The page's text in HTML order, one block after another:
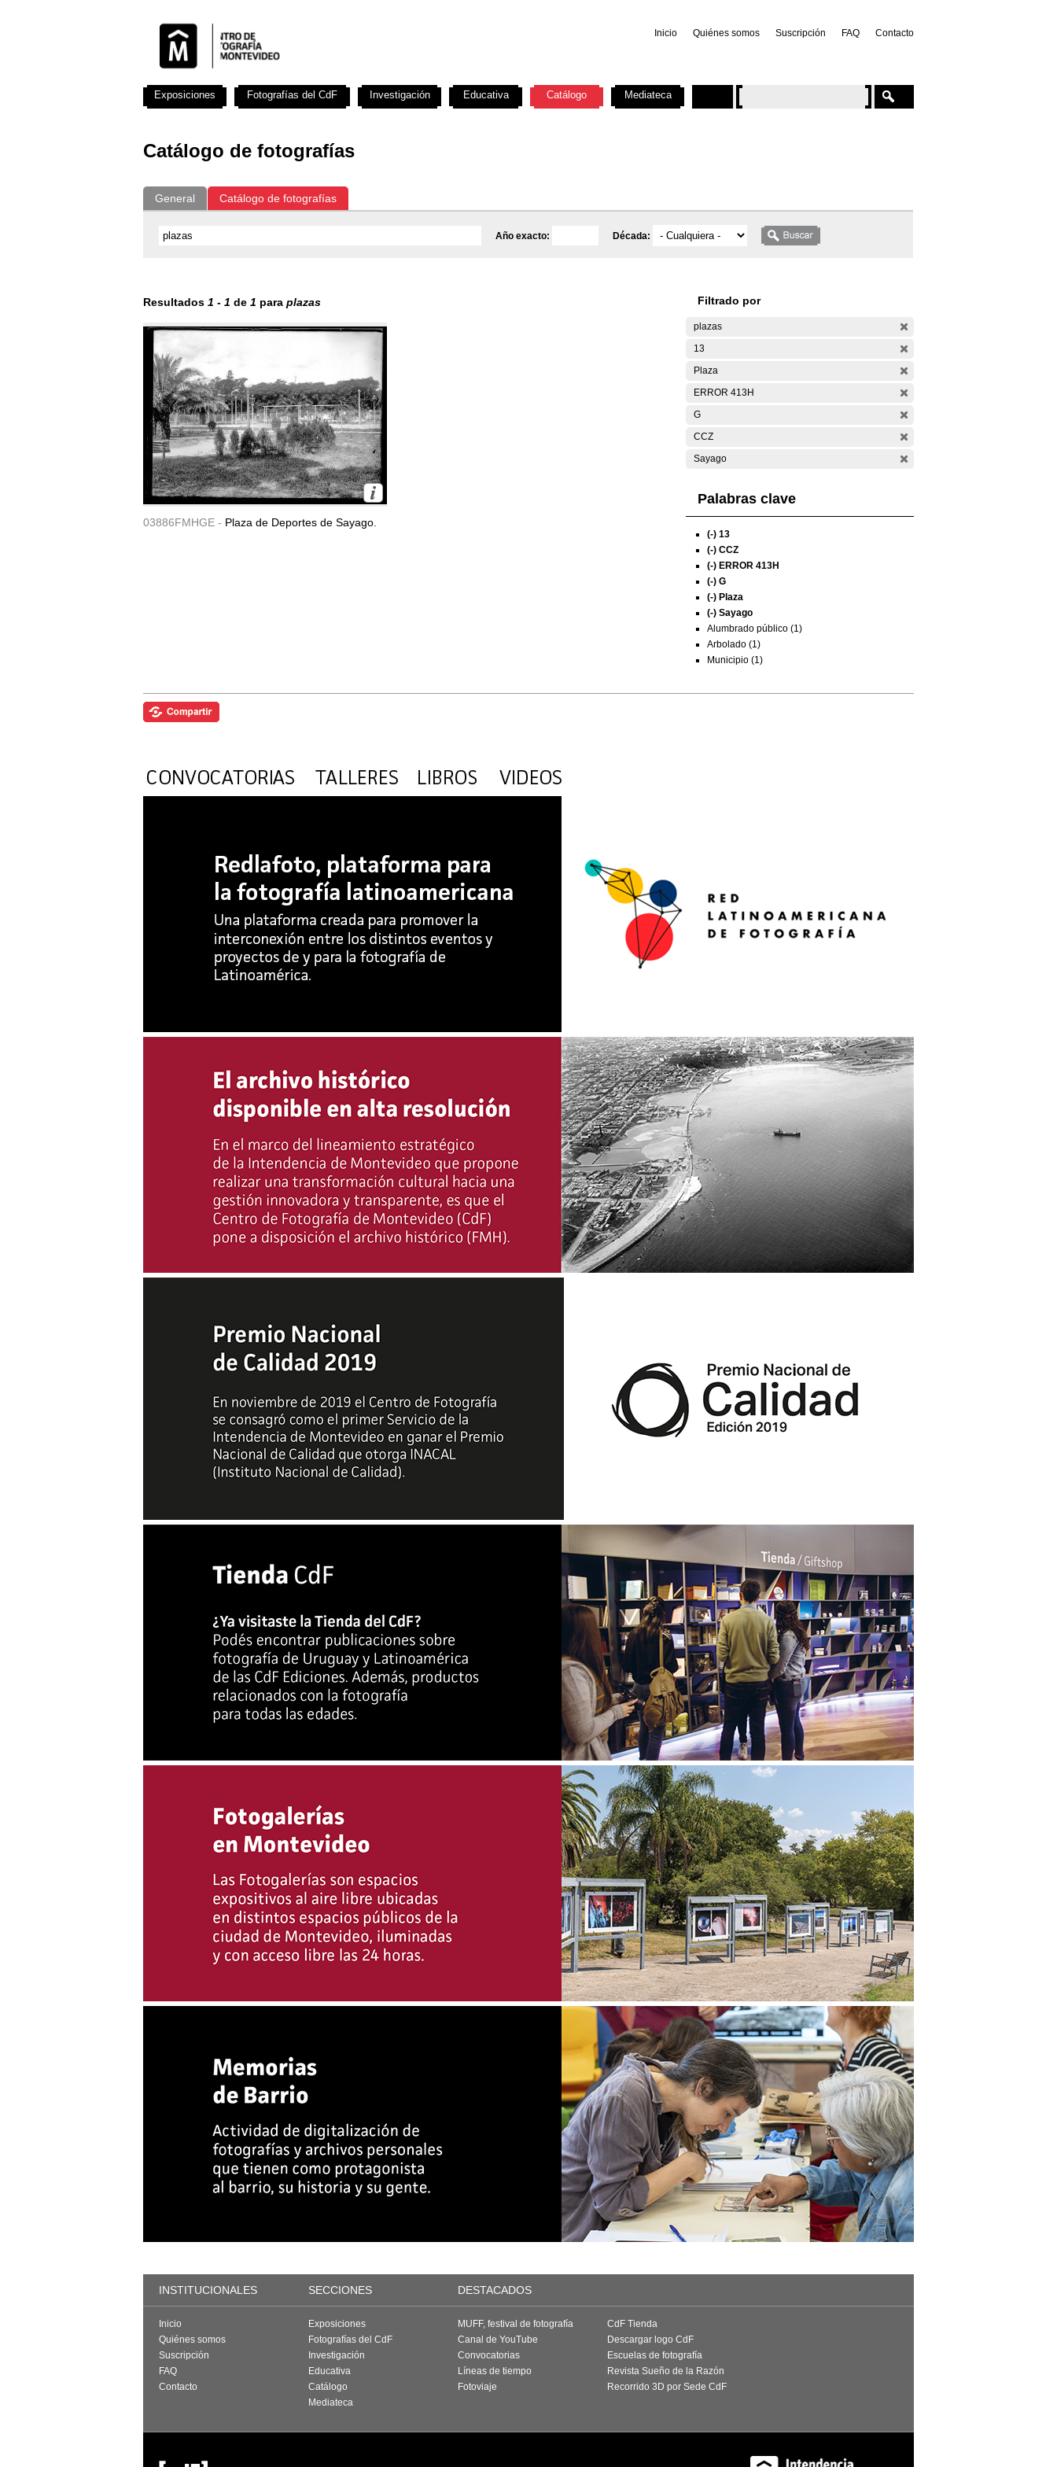
Inicio Quiénes somos Suscripción FAQ Contacto
Catálogo de fotografías
General Catálogo de fotografías
Año exacto: Década:
Resultados 1 - 1 de 1 para plazas
03886FMHGE - Plaza de Deportes de Sayago.
Filtrado por
plazas
13
Plaza
ERROR 413H
G
CCZ
Sayago
Palabras clave
(-) 13
(-) CCZ
(-) ERROR 413H
(-) G
(-) Plaza
(-) Sayago
Alumbrado público (1)
Arbolado (1)
Municipio (1)
Exposiciones Fotografías del CdF Investigación Educativa Catálogo Mediateca
INSTITUCIONALES SECCIONES DESTACADOS
Inicio
Quiénes somos
Suscripción
FAQ
Contacto
Exposiciones
Fotografías del CdF
Investigación
Educativa
Catálogo
Mediateca
MUFF, festival de fotografía
Canal de YouTube
Convocatorias
Líneas de tiempo
Fotoviaje
CdF Tienda
Descargar logo CdF
Escuelas de fotografía
Revista Sueño de la Razón
Recorrido 3D por Sede CdF